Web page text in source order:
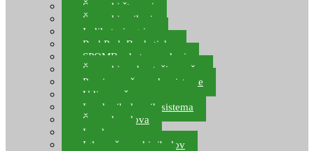
Šaranski štapovi
Šaranski najloni
Indikatori ugriza
Rod Pod, Banksticks
SPOMB rakete, markeri
Šaranski podmetači, mreže
Pernice za šaranske sisteme
Udice za šarana, amura
Izrada ribolovnih sistema
Šaranska olova
Leadcore
Igle za šaranski ribolov